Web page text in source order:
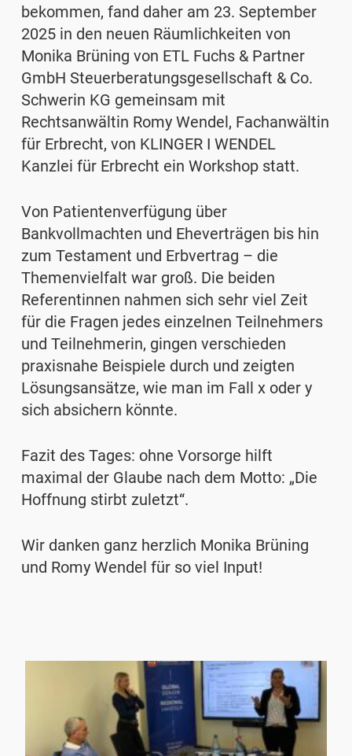
bekommen, fand daher am 23. September
2025 in den neuen Räumlichkeiten von
Monika Brüning von ETL Fuchs & Partner
GmbH Steuerberatungsgesellschaft & Co.
Schwerin KG gemeinsam mit
Rechtsanwältin Romy Wendel, Fachanwältin
für Erbrecht, von KLINGER I WENDEL
Kanzlei für Erbrecht ein Workshop statt.
Von Patientenverfügung über
Bankvollmachten und Eheverträgen bis hin
zum Testament und Erbvertrag – die
Themenvielfalt war groß. Die beiden
Referentinnen nahmen sich sehr viel Zeit
für die Fragen jedes einzelnen Teilnehmers
und Teilnehmerin, gingen verschieden
praxisnahe Beispiele durch und zeigten
Lösungsansätze, wie man im Fall x oder y
sich absichern könnte.
Fazit des Tages: ohne Vorsorge hilft
maximal der Glaube nach dem Motto: „Die
Hoffnung stirbt zuletzt“.
Wir danken ganz herzlich Monika Brüning
und Romy Wendel für so viel Input!